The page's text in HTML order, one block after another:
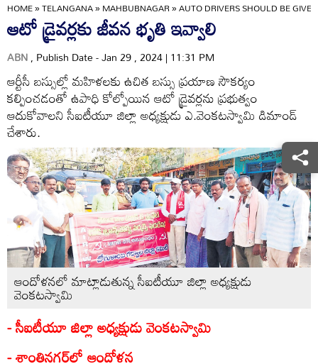
HOME»TELANGANA»MAHBUBNAGAR»AUTO DRIVERS SHOULD BE
ఆటో డ్రైవర్లకు జీవన భృతి ఇవ్వాలి
ABN, Publish Date - Jan 29 , 2024 | 11:31 PM
ఆర్టీసీ బస్సుల్లో మహిళలకు ఉచిత బస్సు ప్రయాణ సౌకర్యం
కల్పించడంతో ఉపాధి కోల్పోయిన ఆటో డ్రైవర్లను ప్రభుత్వం
ఆదుకోవాలని సీఐటీయూ జిల్లా అధ్యక్షుడు ఎ.వెంకటస్వామి డిమాండ్‌
చేశారు.
ఆందోళనలో మాట్లాడుతున్న సీఐటీయూ జిల్లా అధ్యక్షుడు
వెంకటస్వామి
- సీఐటీయూ జిల్లా అధ్యక్షుడు వెంకటస్వామి
- శాంతినగర్‌లో ఆందోళన